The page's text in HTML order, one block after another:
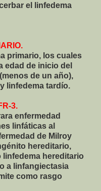
el linfedema
primario, los cuales
edad de inicio del
de un año),
linfedema tardío.
3.
enfermedad
linfáticas al
de Milroy
hereditario,
linfedema hereditario
a linfangiectasia
como rasgo